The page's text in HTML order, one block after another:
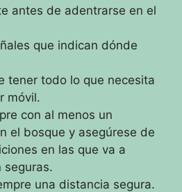
antes de adentrarse en el
que indican dónde
tener todo lo que necesita
móvil.
con al menos un
el bosque y asegúrese de
en las que va a
seguras.
una distancia segura.